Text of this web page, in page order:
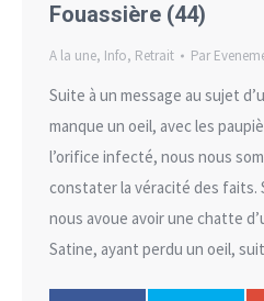
Fouassière (44)
A la une, Info, Retrait Par
Suite à un message au sujet
manque un oeil, avec les
l’orifice infecté, nous nous
constater la véracité des faits.
nous avoue avoir une chatte
Satine, ayant perdu un oeil,